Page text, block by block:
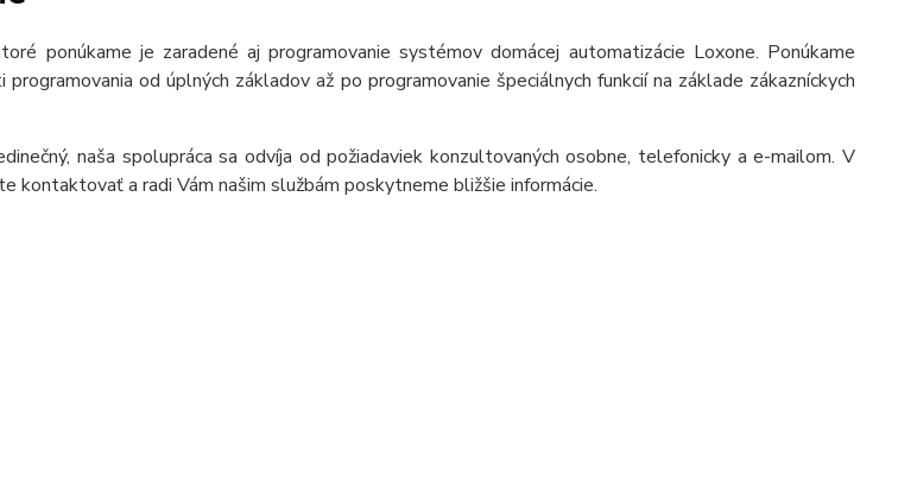
ponúkame je zaradené aj programovanie systémov domácej automatizácie Loxone. Ponúkame
od úplných základov až po programovanie špeciálnych funkcií na základe zákazníckych
naša spolupráca sa odvíja od požiadaviek konzultovaných osobne, telefonicky a e-mailom. V
kontaktovať a radi Vám našim službám poskytneme bližšie informácie.